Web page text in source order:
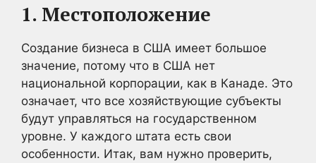
1. Местоположение
Создание бизнеса в США имеет большое
значение, потому что в США нет
национальной корпорации, как в Канаде. Это
означает, что все хозяйствующие субъекты
будут управляться на государственном
уровне. У каждого штата есть свои
особенности. Итак, вам нужно проверить,